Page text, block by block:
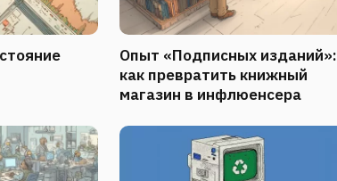
Опыт «Подписных изданий»:
как превратить книжный
магазин в инфлюенсера